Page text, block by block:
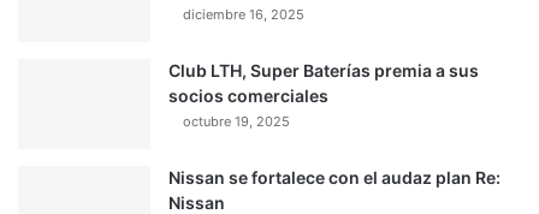
diciembre 16, 2025
Club LTH, Super Baterías premia a sus
socios comerciales
octubre 19, 2025
Nissan se fortalece con el audaz plan Re:
Nissan